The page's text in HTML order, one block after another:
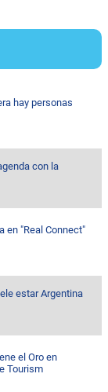
hay personas
con la
en "Real Connect"
estar Argentina
el Oro en
Tourism